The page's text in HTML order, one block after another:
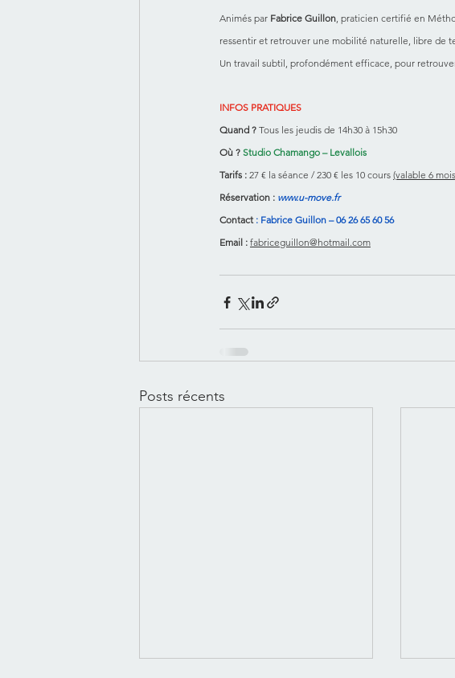
Animés par Fabrice Guillon, praticien certifié en
ressentir et retrouver une mobilité naturelle, libre de
Un travail subtil, profondément efficace, pour
INFOS PRATIQUES
Quand ? Tous les jeudis de 14h30 à 15h30
Où ? Studio Chamango – Levallois
Tarifs : 27 € la séance / 230 € les 10 cours (valable 6
Réservation : www.u-move.fr
Contact : Fabrice Guillon – 06 26 65 60 56
Email : fabriceguillon@hotmail.com
Posts récents